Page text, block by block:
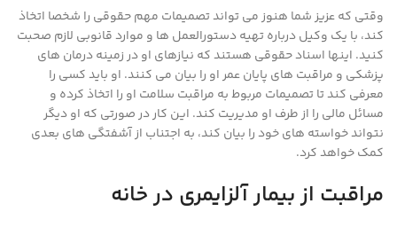
وقتی که عزیز شما هنوز می تواند تصمیمات مهم حقوقی را شخصا اتخاذ
کند، با یک وکیل درباره تهیه دستورالعمل ها و موارد قانوبی لازم صحبت
کنید. اینها اسناد حقوقی هستند که نیازهای او در زمینه درمان های
پزشکی و مراقبت های پایان عمر او را بیان می کنند. او باید کسی را
معرفی کند تا تصمیمات مربوط به مراقبت سلامت او را اتخاذ کرده و
مسائل مالی را از طرف او مدیریت کند. این کار در صورتی که او دیگر
نتواند خواسته های خود را بیان کند، به اجتناب از آشفتگی های بعدی
کمک خواهد کرد.
مراقبت از بیمار آلزایمری در خانه